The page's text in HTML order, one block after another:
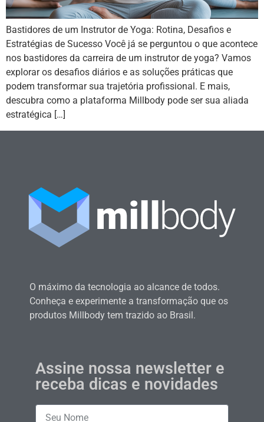
Bastidores de um Instrutor de Yoga: Rotina, Desafios e
Estratégias de Sucesso Você já se perguntou o que acontece
nos bastidores da carreira de um instrutor de yoga? Vamos
explorar os desafios diários e as soluções práticas que
podem transformar sua trajetória profissional. E mais,
descubra como a plataforma Millbody pode ser sua aliada
estratégica […]
O máximo da tecnologia ao alcance de todos.
Conheça e experimente a transformação que os
produtos Millbody tem trazido ao Brasil.
Assine nossa newsletter e
receba dicas e novidades